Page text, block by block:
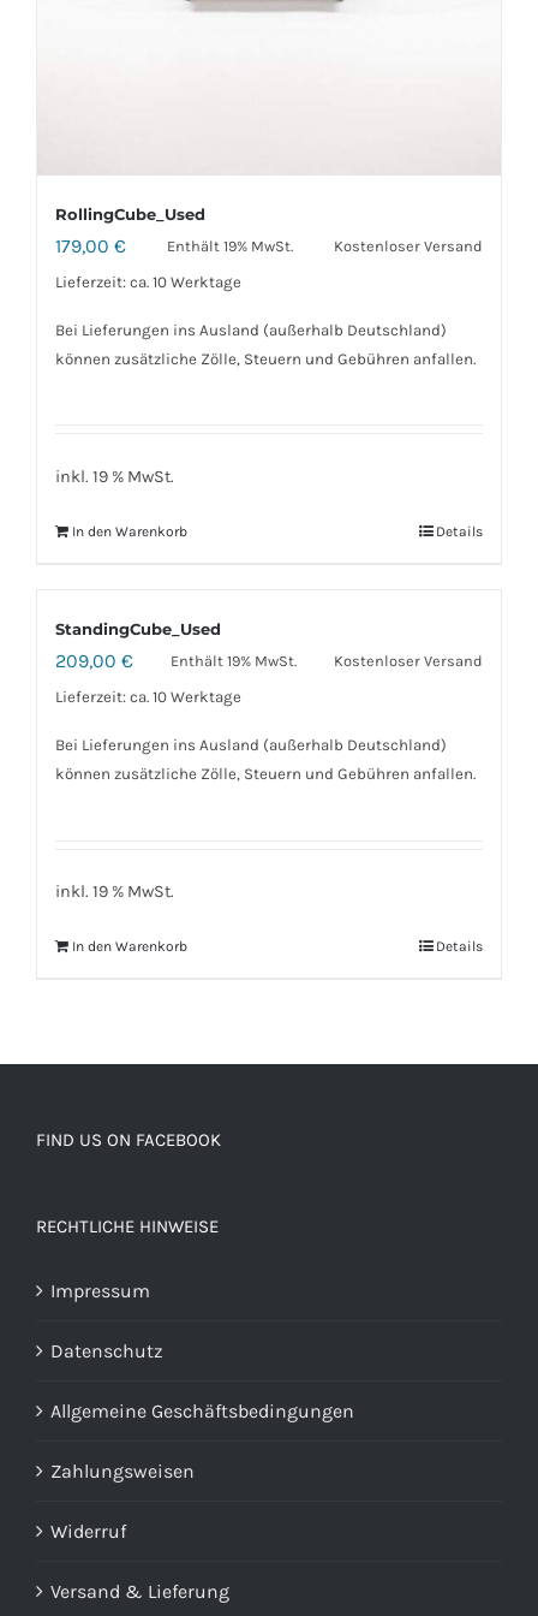
RollingCube_Used
179,00 € Enthält 19% MwSt.
Kostenloser Versand
Lieferzeit: ca. 10 Werktage
Bei Lieferungen ins Ausland (außerhalb Deutschland)
können zusätzliche Zölle, Steuern und Gebühren anfallen.
inkl. 19 % MwSt.
In den Warenkorb Details
StandingCube_Used
209,00 € Enthält 19% MwSt.
Kostenloser Versand
Lieferzeit: ca. 10 Werktage
Bei Lieferungen ins Ausland (außerhalb Deutschland)
können zusätzliche Zölle, Steuern und Gebühren anfallen.
inkl. 19 % MwSt.
In den Warenkorb Details
FIND US ON FACEBOOK
RECHTLICHE HINWEISE
Impressum
Datenschutz
Allgemeine Geschäftsbedingungen
Zahlungsweisen
Widerruf
Versand & Lieferung